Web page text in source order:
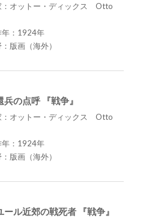
：オットー・ディックス Otto
年：1924年
版画（海外）
兵の点呼 『戦争』
：オットー・ディックス Otto
年：1924年
版画（海外）
ール近郊の戦死者 『戦争』